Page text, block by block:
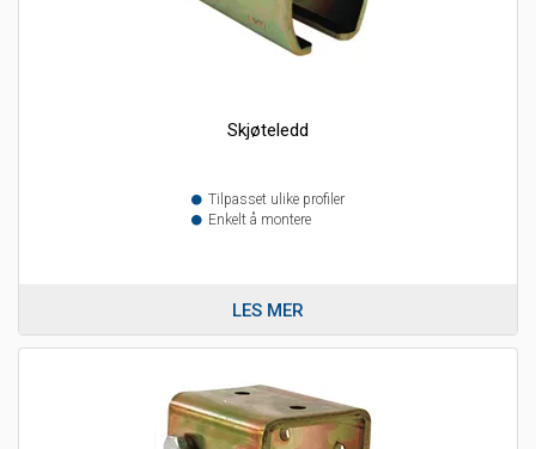
Skjøteledd
Tilpasset ulike profiler
Enkelt å montere
LES MER